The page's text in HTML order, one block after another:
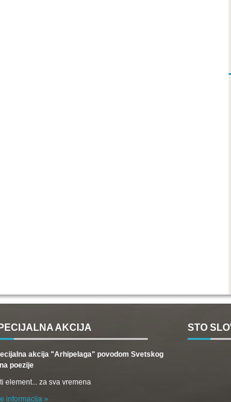
AKCIJA
akcija "Arhipelaga" povodom Svetskog
poezije
element... za sva vremena
informacija »
STO